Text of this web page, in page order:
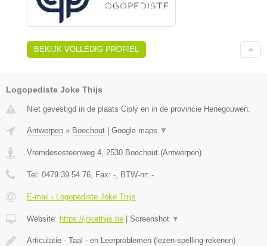
BEKIJK VOLLEDIG PROFIEL
Logopediste Joke Thijs
Niet gevestigd in de plaats Ciply en in de provincie Henegouwen.
Antwerpen » Boechout Google maps ▼
Vremdesesteenweg 4, 2530 Boechout (Antwerpen)
Tel: 0479 39 54 76, Fax: -, BTW-nr: -
E-mail › Logopediste Joke Thijs
Website: https://jokethijs.be Screenshot ▼
Articulatie - Taal - en Leerproblemen (lezen-spelling-rekenen)